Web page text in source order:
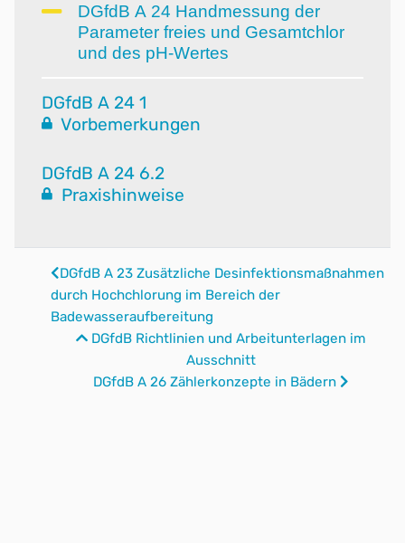
DGfdB A 24 Handmessung der
Parameter freies und Gesamtchlor
und des pH-Wertes
DGfdB A 24 1
Vorbemerkungen
DGfdB A 24 6.2
Praxishinweise
DGfdB A 23 Zusätzliche Desinfektionsmaßnahmen
durch Hochchlorung im Bereich der
Badewasseraufbereitung
DGfdB Richtlinien und Arbeitunterlagen im
Ausschnitt
DGfdB A 26 Zählerkonzepte in Bädern